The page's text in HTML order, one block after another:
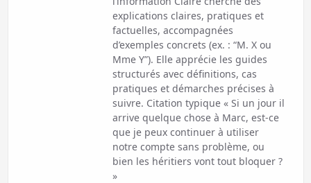
explications claires, pratiques et
factuelles, accompagnées
d’exemples concrets (ex. : “M. X ou
Mme Y”). Elle apprécie les guides
structurés avec définitions, cas
pratiques et démarches précises à
suivre. Citation typique « Si un jour il
arrive quelque chose à Marc, est-ce
que je peux continuer à utiliser
notre compte sans problème, ou
bien les héritiers vont tout bloquer ?
»